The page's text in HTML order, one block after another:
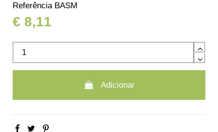
Referência BASM
€ 8,11
Adicionar